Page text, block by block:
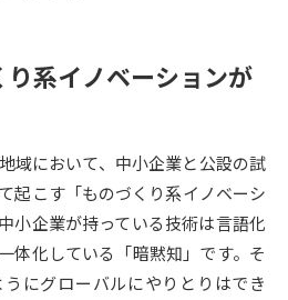
受験スケジュールを立てよう
系イノベーションが
域において、中小企業と公設の試
起こす「ものづくり系イノベーシ
小企業が持っている技術は言語化
体化している「暗黙知」です。そ
にグローバルにやりとりはでき